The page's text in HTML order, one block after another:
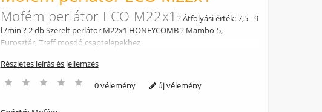
Mofém perlátor ECO M22x1 ? Átfolyási érték: 7,5 - 9
l /min ? 2 db Szerelt perlátor M22x1 HONEYCOMB ? Mambo-5,
Eurosztár, Treff mosdó csaptelepekhez
Részletes leírás és jellemzés
0 vélemény új vélemény